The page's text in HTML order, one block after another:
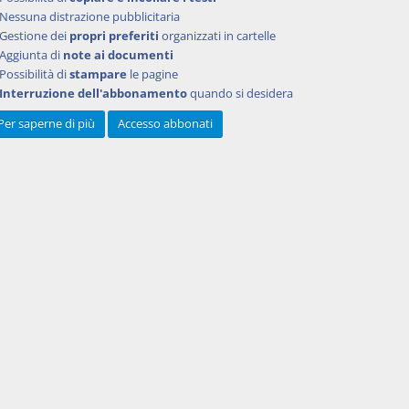
salvo
delle
Nessuna distrazione pubblicitaria
Gestione dei propri preferiti organizzati in cartelle
Aggiunta di note ai documenti
Possibilità distampare le pagine
Interruzione dell'abbonamentoquando si desidera
saperne di più
Accesso abbonati